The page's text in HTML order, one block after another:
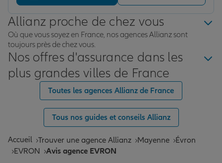
Allianz proche de chez vous
Où que vous soyez en France, nos agences Allianz sont
toujours près de chez vous.
Nos offres d'assurance dans les
plus grandes villes de France
Toutes les agences Allianz de France
Tous nos guides et conseils Allianz
Accueil Trouver une agence Allianz Mayenne
Évron
EVRON
Avis agence EVRON